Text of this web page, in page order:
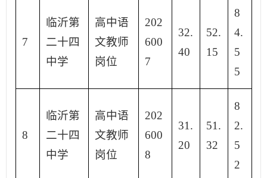
7
临沂第
二十四
中学
高中语
文教师
岗位
202
600
7
32.
40
52.
15
8
4.
5
5
8
临沂第
二十四
中学
高中语
文教师
岗位
202
600
8
31.
20
51.
32
8
2.
5
2